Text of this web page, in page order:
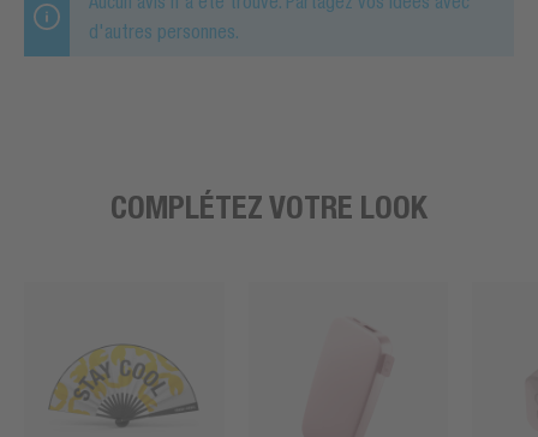
d'autres personnes.
COMPLÉTEZ VOTRE LOOK